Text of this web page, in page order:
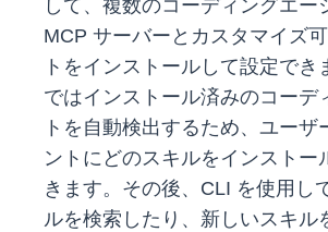
して、複数のコーディングエー
MCP サーバーとカスタマイズ
トをインストールして設定でき
ではインストール済みのコーデ
トを自動検出するため、ユーザ
ントにどのスキルをインストー
きます。その後、CLI を使用し
ルを検索したり、新しいスキル